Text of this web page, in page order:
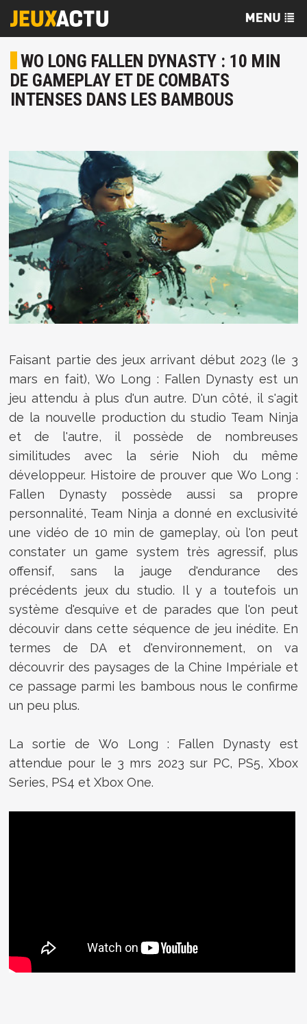
WO LONG FALLEN DYNASTY : 10 MIN
DE GAMEPLAY ET DE COMBATS
INTENSES DANS LES BAMBOUS
Faisant partie des jeux arrivant début 2023 (le 3
mars en fait), Wo Long : Fallen Dynasty est un
jeu attendu à plus d'un autre. D'un côté, il s'agit
de la nouvelle production du studio Team Ninja
et de l'autre, il possède de nombreuses
similitudes avec la série Nioh du même
développeur. Histoire de prouver que Wo Long :
Fallen Dynasty possède aussi sa propre
personnalité, Team Ninja a donné en exclusivité
une vidéo de 10 min de gameplay, où l'on peut
constater un game system très agressif, plus
offensif, sans la jauge d'endurance des
précédents jeux du studio. Il y a toutefois un
système d'esquive et de parades que l'on peut
découvir dans cette séquence de jeu inédite. En
termes de DA et d'environnement, on va
découvrir des paysages de la Chine Impériale et
ce passage parmi les bambous nous le confirme
un peu plus.
La sortie de Wo Long : Fallen Dynasty est
attendue pour le 3 mrs 2023 sur PC, PS5, Xbox
Series, PS4 et Xbox One.